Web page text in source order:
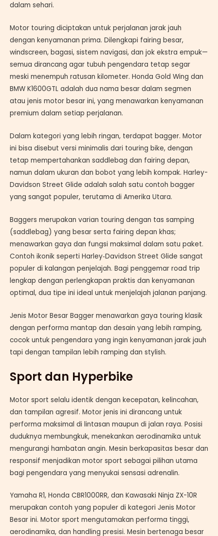
dalam sehari.
Motor touring diciptakan untuk perjalanan jarak jauh
dengan kenyamanan prima. Dilengkapi fairing besar,
windscreen, bagasi, sistem navigasi, dan jok ekstra empuk—
semua dirancang agar tubuh pengendara tetap segar
meski menempuh ratusan kilometer. Honda Gold Wing dan
BMW K1600GTL adalah dua nama besar dalam segmen
atau jenis motor besar ini, yang menawarkan kenyamanan
premium dalam setiap perjalanan.
Dalam kategori yang lebih ringan, terdapat bagger. Motor
ini bisa disebut versi minimalis dari touring bike, dengan
tetap mempertahankan saddlebag dan fairing depan,
namun dalam ukuran dan bobot yang lebih kompak. Harley-
Davidson Street Glide adalah salah satu contoh bagger
yang sangat populer, terutama di Amerika Utara.
Baggers merupakan varian touring dengan tas samping
(saddlebag) yang besar serta fairing depan khas;
menawarkan gaya dan fungsi maksimal dalam satu paket.
Contoh ikonik seperti Harley‑Davidson Street Glide sangat
populer di kalangan penjelajah. Bagi penggemar road trip
lengkap dengan perlengkapan praktis dan kenyamanan
optimal, dua tipe ini ideal untuk menjelajah jalanan panjang.
Jenis Motor Besar Bagger menawarkan gaya touring klasik
dengan performa mantap dan desain yang lebih ramping,
cocok untuk pengendara yang ingin kenyamanan jarak jauh
tapi dengan tampilan lebih ramping dan stylish.
Sport dan Hyperbike
Motor sport selalu identik dengan kecepatan, kelincahan,
dan tampilan agresif. Motor jenis ini dirancang untuk
performa maksimal di lintasan maupun di jalan raya. Posisi
duduknya membungkuk, menekankan aerodinamika untuk
mengurangi hambatan angin. Mesin berkapasitas besar dan
responsif menjadikan motor sport sebagai pilihan utama
bagi pengendara yang menyukai sensasi adrenalin.
Yamaha R1, Honda CBR1000RR, dan Kawasaki Ninja ZX-10R
merupakan contoh yang populer di kategori Jenis Motor
Besar ini. Motor sport mengutamakan performa tinggi,
aerodinamika, dan handling presisi. Mesin bertenaga besar